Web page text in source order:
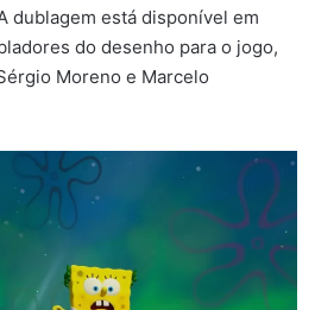
dublagem está disponível em
do desenho para o jogo,
Moreno e Marcelo